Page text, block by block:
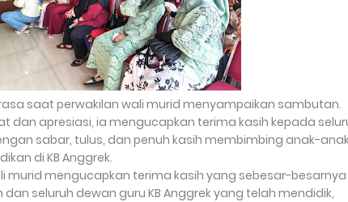
saat perwakilan wali murid menyampaikan sambutan.
dan apresiasi, ia mengucapkan terima kasih kepada
sabar, tulus, dan penuh kasih membimbing anak-
di KB Anggrek.
murid mengucapkan terima kasih yang sebesar-besarnya
dan seluruh dewan guru KB Anggrek yang telah mendidik,